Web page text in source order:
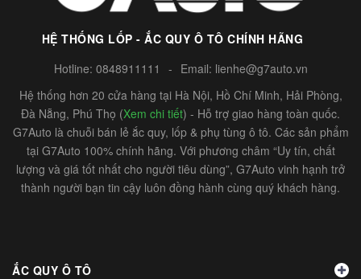
HỆ THỐNG LỐP - ẮC QUY Ô TÔ CHÍNH HÃNG
Hotline: 0848911111 - Email: lienhe@g7auto.vn
Hệ thống hơn 20 cửa hàng tại Hà Nội, Hồ Chí Minh, Hải Phòng,
Đà Nẵng, Phú Thọ (Xem chi tiết) - Hỗ trợ giao hàng toàn quốc.
G7Auto là chuỗi bán lẻ ắc quy, lốp & phụ tùng ô tô. Các sản phẩm
tại G7Auto 100% chính hãng. Với phương châm “Uy tín, chất
lượng và giá tốt nhất cho người tiêu dùng”, G7Auto vinh hạnh trở
thành người bạn tin cậy luôn đồng hành cùng quý khách hàng.
ẮC QUY Ô TÔ